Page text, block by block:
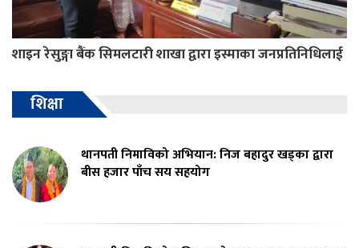
शाइन रेसुङ्गा बैंक सिमलटारी शाखा द्वारा इस्माका जनप्रतिनिधिलाई
शिक्षा
थानपती निमाविको अभियान: निज बहादुर खड्का द्वारा
बीस हजार पाँच सय सहयोग